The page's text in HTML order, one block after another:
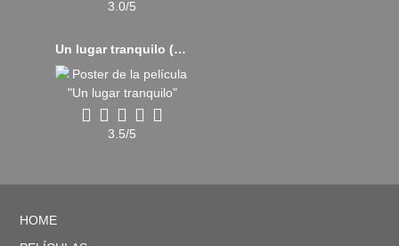
3.0/5
Un lugar tranquilo (2018)
3.5/5
HOME